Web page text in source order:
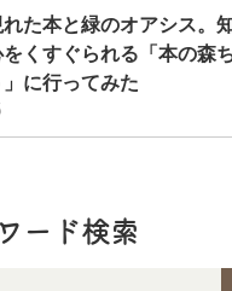
た本と緑のオアシス。
くすぐられる「本の森
に行ってみた
ード検索